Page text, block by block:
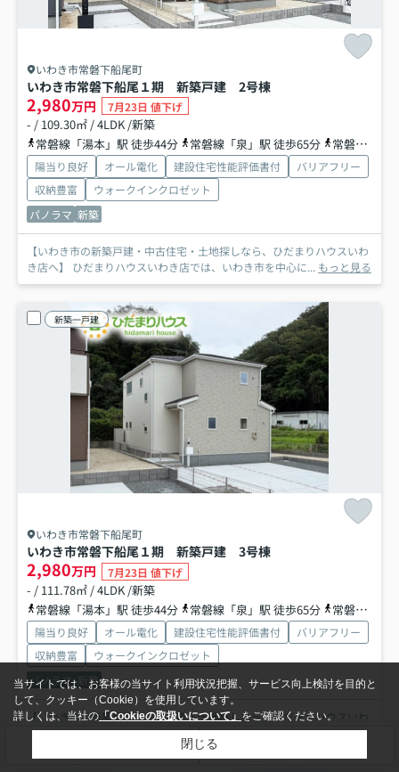
いわき市常磐下船尾町
いわき市常磐下船尾１期 新築戸建 2号棟
2,980万円 7月23日 値下げ
- / 109.30㎡ / 4LDK /新築
常磐線「湯本」駅 徒歩44分
常磐線「泉」駅 徒歩65分 常磐線「内郷」駅 徒歩91分
陽当り良好 オール電化 建設住宅性能評価書付
バリアフリー
収納豊富
ウォークインクロゼット
パノラマ 新築
【いわき市の新築戸建・中古住宅・土地探しなら、ひだまりハウスいわ
き店へ】 ひだまりハウスいわき店では、いわき市を中心に... もっと見る
新築一戸建
いわき市常磐下船尾町
いわき市常磐下船尾１期 新築戸建 3号棟
2,980万円 7月23日 値下げ
- / 111.78㎡ / 4LDK /新築
常磐線「湯本」駅 徒歩44分
常磐線「泉」駅 徒歩65分 常磐線「内郷」駅 徒歩91分
陽当り良好 オール電化 建設住宅性能評価書付
バリアフリー
収納豊富
ウォークインクロゼット
パノラマ 新築
【いわき市の新築戸建・中古住宅・土地探しなら、ひだまりハウスいわ
き店へ】 ひだまりハウスいわき店では、いわき市を中心に...もっと見る
当サイトでは、お客様の当サイト利用状況把握、サービス向上検討を目的と
して、クッキー（Cookie）を使用しています。
詳しくは、当社の「Cookieの取扱いについて」 をご確認ください。
閉じる